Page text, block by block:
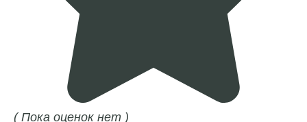
( Пока оценок нет )